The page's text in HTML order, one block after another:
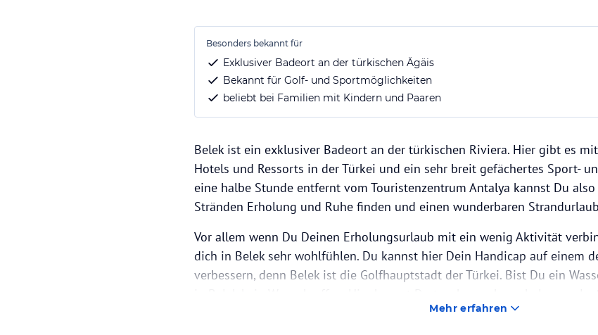
Besonders bekannt für
Exklusiver Badeort an der türkischen Ägäis
Bekannt für Golf- und Sportmöglichkeiten
beliebt bei Familien mit Kindern und Paaren
Belek ist ein exklusiver Badeort an der türkischen Riviera. Hier gibt es
Hotels und Ressorts in der Türkei und ein sehr breit gefächertes Sport-
eine halbe Stunde entfernt vom Touristenzentrum Antalya kannst Du
Stränden Erholung und Ruhe finden und einen wunderbaren
Vor allem wenn Du Deinen Erholungsurlaub mit ein wenig Aktivität
dich in Belek sehr wohlfühlen. Du kannst hier Dein Handicap auf einem
verbessern, denn Belek ist die Golfhauptstadt der Türkei. Bist Du ein
betreiben – und natürlich einfach im wunderschönen Meer schwimmen.
Mehr erfahren